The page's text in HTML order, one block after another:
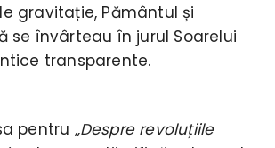
gravitație, Pământul și
se învârteau în jurul Soarelui
transparente.
pentru „Despre revoluțiile